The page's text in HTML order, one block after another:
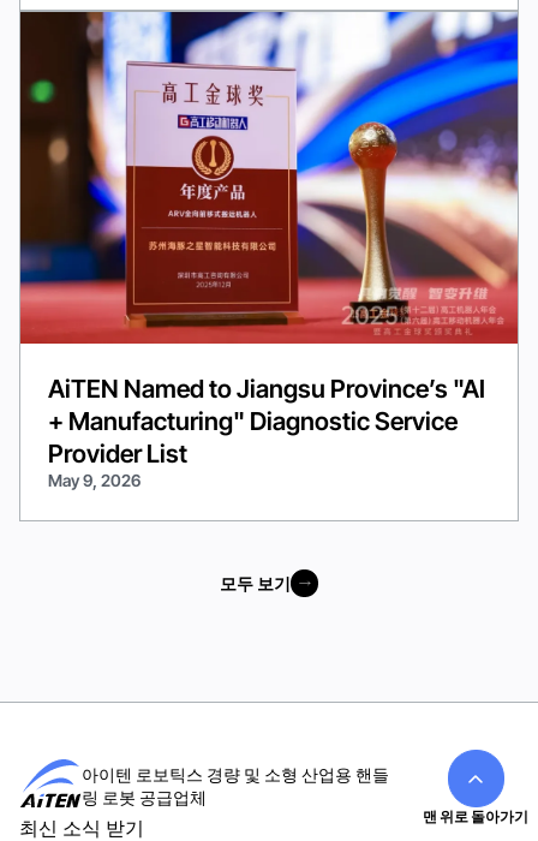
AiTEN Named to Jiangsu Province’s "AI
+ Manufacturing" Diagnostic Service
Provider List
May 9, 2026
모두 보기
아이텐 로보틱스 경량 및 소형 산업용 핸들
링 로봇 공급업체
최신 소식 받기
맨 위로 돌아가기